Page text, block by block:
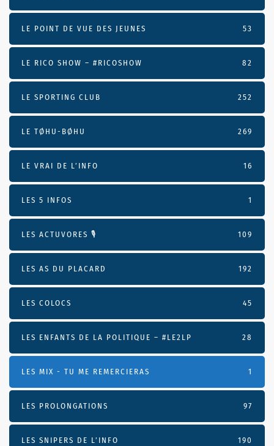
LE POINT DE VUE DES JEUNES 53
LE RICO SHOW – #RICOSHOW 82
LE SPORTING CLUB 252
LE TØHU-BØHU 269
LE VRAI DE L’INFO 16
LES 5 INFOS 1
LES ACTUVORES 🎙 109
LES AS DU PLACARD 192
LES COLOCS 45
LES ENFANTS DE LA POLITIQUE – #LE2LP 28
LES MIX - TU ME REMERCIERAS 1
LES PROLONGATIONS 97
LES SNIPERS DE L’INFO 190